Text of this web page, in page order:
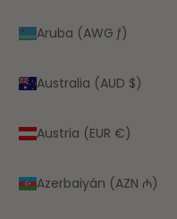
Aruba (AWG ƒ)
Australia (AUD $)
Austria (EUR €)
Azerbaiyán (AZN ₼)